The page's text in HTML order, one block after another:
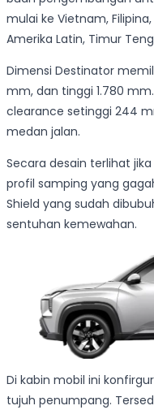
mulai ke Vietnam,
Amerika Latin, Timur
Dimensi Destinator
mm, dan tinggi 1.780
clearance setinggi 244
medan jalan.
Secara desain terlihat
profil samping yang
Shield yang sudah
sentuhan kemewahan.
Di kabin mobil ini
tujuh penumpang.